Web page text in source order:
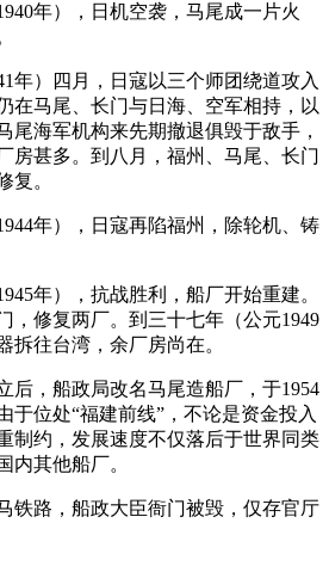
年），日机空袭，马尾成一片火
年）四月，日寇以三个师团绕道攻入
在马尾、长门与日海、空军相持，以
尾海军机构来先期撤退俱毁于敌手，
房甚多。到八月，福州、马尾、长门
复。
年），日寇再陷福州，除轮机、铸
年），抗战胜利，船厂开始重建。
，修复两厂。到三十七年（公元1949
拆往台湾，余厂房尚在。
，船政局改名马尾造船厂，于1954
于位处“福建前线”，不论是资金投入
制约，发展速度不仅落后于世界同类
内其他船厂。
路，船政大臣衙门被毁，仅存官厅